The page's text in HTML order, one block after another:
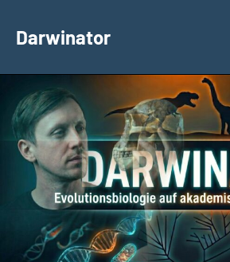
InhaltDarwinator
Evolutionsbiologie